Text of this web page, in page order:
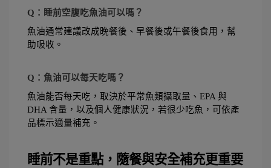
Q：睡前空腹吃魚油可以嗎？
魚油通常建議改成晚餐後、早餐後或午餐後食用，幫
助吸收。
Q：魚油可以每天吃嗎？
魚油能否每天吃，取決於平常魚類攝取量、EPA 與
DHA 含量，以及個人健康狀況，若很少吃魚，可依產
品標示適量補充。
睡前不是重點，隨餐與安全補充更重要